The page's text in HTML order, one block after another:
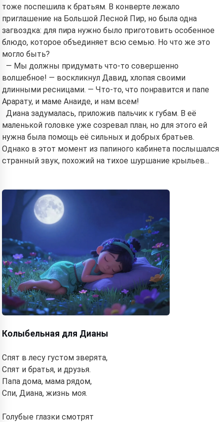
тоже поспешила к братьям. В конверте лежало
приглашение на Большой Лесной Пир, но была одна
загвоздка: для пира нужно было приготовить особенное
блюдо, которое объединяет всю семью. Но что же это
могло быть?
— Мы должны придумать что-то совершенно
волшебное! — воскликнул Давид, хлопая своими
длинными ресницами. — Что-то, что понравится и папе
Арарату, и маме Анаиде, и нам всем!
Диана задумалась, приложив пальчик к губам. В её
маленькой головке уже созревал план, но для этого ей
нужна была помощь её сильных и добрых братьев.
Однако в этот момент из папиного кабинета послышался
странный звук, похожий на тихое шуршание крыльев...
Колыбельная для Дианы
Спят в лесу густом зверята,
Спят и братья, и друзья.
Папа дома, мама рядом,
Спи, Диана, жизнь моя.
Голубые глазки смотрят